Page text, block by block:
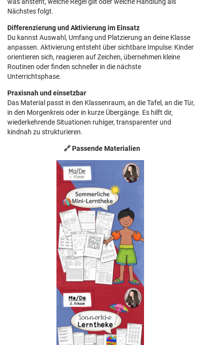
Nächstes folgt.
Differenzierung und Aktivierung im Einsatz
Du kannst Auswahl, Umfang und Platzierung an deine Klasse
anpassen. Aktivierung entsteht über sichtbare Impulse: Kinder
orientieren sich, reagieren auf Zeichen, übernehmen kleine
Routinen oder finden schneller in die nächste
Unterrichtsphase.
Praxisnah und einsetzbar
Das Material passt in den Klassenraum, an die Tafel, an die Tür,
in den Morgenkreis oder in kurze Übergänge. Es hilft dir,
wiederkehrende Situationen ruhiger, transparenter und
kindnah zu strukturieren.
🔗 Passende Materialien